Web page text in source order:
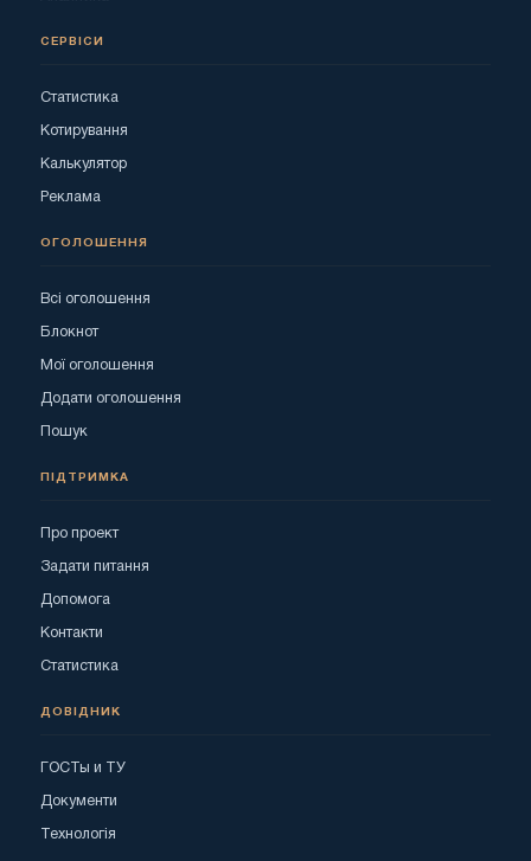
СЕРВІСИ
Статистика
Котирування
Калькулятор
Реклама
ОГОЛОШЕННЯ
Всі оголошення
Блокнот
Мої оголошення
Додати оголошення
Пошук
ПІДТРИМКА
Про проект
Задати питання
Допомога
Контакти
Статистика
ДОВІДНИК
ГОСТы и ТУ
Документи
Технологія